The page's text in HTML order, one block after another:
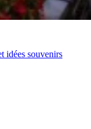
idées souvenirs